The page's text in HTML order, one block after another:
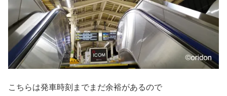
こちらは発車時刻までまだ余裕があるので